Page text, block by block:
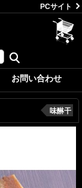
PCサイト
お問い合わせ
味醂干